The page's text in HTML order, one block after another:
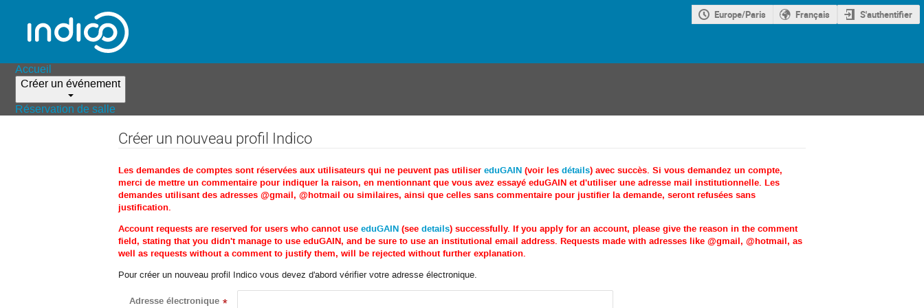
Europe/Paris Français S'authentifier
Accueil
Créer un événement
Réservation de salle
Créer un nouveau profil Indico
Les demandes de comptes sont réservées aux utilisateurs qui ne peuvent pas utiliser eduGAIN (voir les détails) avec succès. Si vous demandez un compte,
merci de mettre un commentaire pour indiquer la raison, en mentionnant que vous avez essayé eduGAIN et d'utiliser une adresse mail institutionnelle. Les
demandes utilisant des adresses @gmail, @hotmail ou similaires, ainsi que celles sans commentaire pour justifier la demande, seront refusées sans
justification.
Account requests are reserved for users who cannot use eduGAIN (see details) successfully. If you apply for an account, please give the reason in the comment
field, stating that you didn't manage to use eduGAIN, and be sure to use an institutional email address. Requests made with adresses like @gmail, @hotmail, as
well as requests without a comment to justify them, will be rejected without further explanation.
Pour créer un nouveau profil Indico vous devez d'abord vérifier votre adresse électronique.
Adresse électronique *